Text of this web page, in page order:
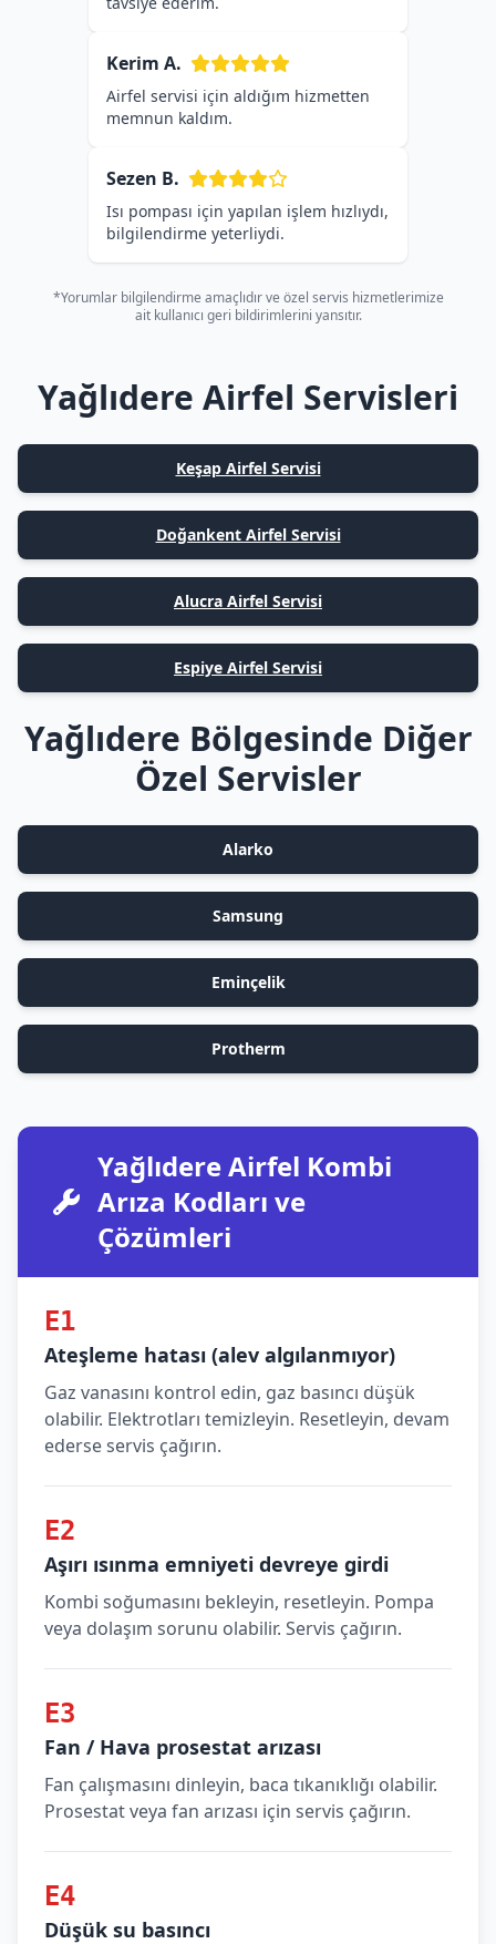
Kerim A.
Airfel servisi için aldığım hizmetten
memnun kaldım.
Sezen B.
Isı pompası için yapılan işlem hızlıydı,
bilgilendirme yeterliydi.
*Yorumlar bilgilendirme amaçlıdır ve özel servis hizmetlerimize
ait kullanıcı geri bildirimlerini yansıtır.
Yağlıdere Airfel Servisleri
Keşap Airfel Servisi
Doğankent Airfel Servisi
Alucra Airfel Servisi
Espiye Airfel Servisi
Yağlıdere Bölgesinde Diğer
Özel Servisler
Alarko
Samsung
Eminçelik
Protherm
Yağlıdere Airfel Kombi
Arıza Kodları ve
Çözümleri
E1
Ateşleme hatası (alev algılanmıyor)
Gaz vanasını kontrol edin, gaz basıncı düşük
olabilir. Elektrotları temizleyin. Resetleyin, devam
ederse servis çağırın.
E2
Aşırı ısınma emniyeti devreye girdi
Kombi soğumasını bekleyin, resetleyin. Pompa
veya dolaşım sorunu olabilir. Servis çağırın.
E3
Fan / Hava prosestat arızası
Fan çalışmasını dinleyin, baca tıkanıklığı olabilir.
Prosestat veya fan arızası için servis çağırın.
E4
Düşük su basıncı